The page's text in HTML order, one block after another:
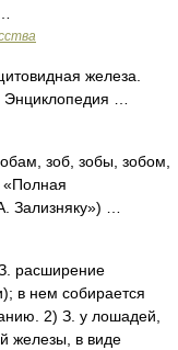
железа.
…
зоб, зобы, зобом,
«Полная
Зализняку») …
расширение
в нем собирается
2) З. у лошадей,
железы, в виде